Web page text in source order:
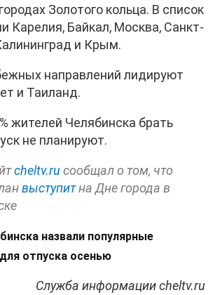
Золотого кольца. В список
Карелия, Байкал, Москва, Санкт-
и Крым.
направлений лидируют
и Таиланд.
жителей Челябинска брать
не планируют.
cheltv.ru сообщал о том, что
выступитна Дне города в
назвали популярные
отпуска осенью
Служба информации cheltv.ru